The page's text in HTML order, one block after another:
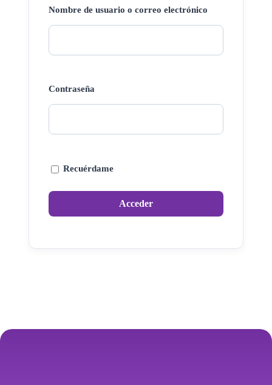
Nombre de usuario o correo electrónico
Contraseña
Recuérdame